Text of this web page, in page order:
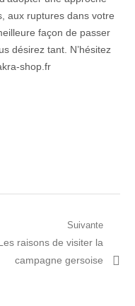
aux ruptures dans votre
façon de passer
désirez tant. N’hésitez
shop.fr
Suivante
article:
raisons de visiter la
campagne gersoise